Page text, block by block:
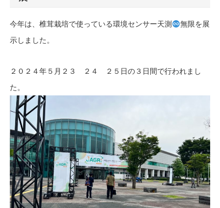
今年は、椎茸栽培で使っている環境センサー天測
無限を展
示しました。
２０２４年５月２３ ２４ ２５日の３日間で行われまし
た。